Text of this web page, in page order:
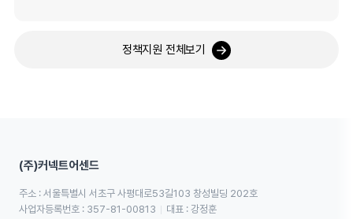
정책지원 전체보기
(주)커넥트어센드
주소 : 서울특별시 서초구 사평대로53길103 창성빌딩 202호
사업자등록번호 : 357-81-00813
대표 : 강정훈